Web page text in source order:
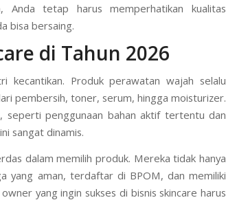
Anda tetap harus memperhatikan kualitas
bisa bersaing.
di Tahun 2026
kecantikan. Produk perawatan wajah selalu
pembersih, toner, serum, hingga moisturizer.
seperti penggunaan bahan aktif tertentu dan
sangat dinamis.
dalam memilih produk. Mereka tidak hanya
yang aman, terdaftar di BPOM, dan memiliki
yang ingin sukses di bisnis skincare harus